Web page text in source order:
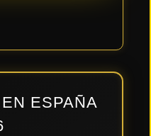
ESPAÑA